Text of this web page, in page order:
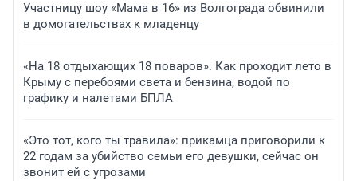
Участницу шоу «Мама в 16» из Волгограда обвинили
в домогательствах к младенцу
«На 18 отдыхающих 18 поваров». Как проходит лето в
Крыму с перебоями света и бензина, водой по
графику и налетами БПЛА
«Это тот, кого ты травила»: прикамца приговорили к
22 годам за убийство семьи его девушки, сейчас он
звонит ей с угрозами